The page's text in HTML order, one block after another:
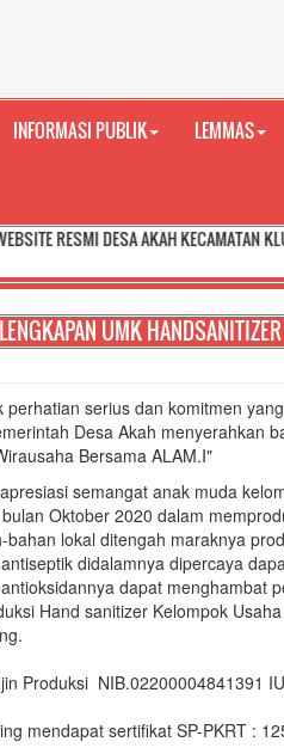
INFORMASI PUBLIK LEMMAS
AKAH KECAMATAN KLUNGKUNG
UMK
serius dan komitmen
Desa Akah menyerahkan
Bersama ALAM.I"
semangat anak muda
Oktober 2020 dalam
lokal ditengah maraknya
didalamnya dipercaya
dapat menghambat
Hand sanitizer Kelompok
Produksi NIB.02200004841391
mendapat sertifikat SP-PKRT :